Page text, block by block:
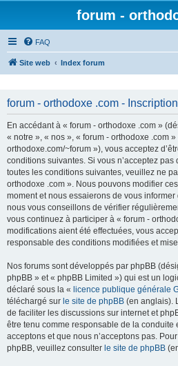
forum -
FAQ
Site web Index forum
forum - orthodoxe .com - Inscription
En accédant à « forum - orthodoxe .com »
« notre », « nos », « forum - orthodoxe .com
orthodoxe.com/~forum »), vous acceptez
conditions suivantes. Si vous n’acceptez
toutes les conditions suivantes, veuillez ne
orthodoxe .com ». Nous pouvons modifier
moment et nous essaierons de vous
nous vous conseillons de vérifier
vous continuez à participer à « forum -
modifications aient été effectuées, vous
responsable des conditions modifiées et
Nos forums sont développés par phpBB
phpBB » et « phpBB Limited ») qui est un
déclaré sous la « licence publique générale
téléchargé sur le site de phpBB (en anglais).
de faciliter les discussions sur internet et
être tenu comme responsable de la conduite
acceptons et que nous n’acceptons pas.
phpBB, veuillez consulter le site de phpBB